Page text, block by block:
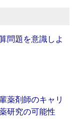
問題を意識しよ
薬剤師のキャリ
研究の可能性